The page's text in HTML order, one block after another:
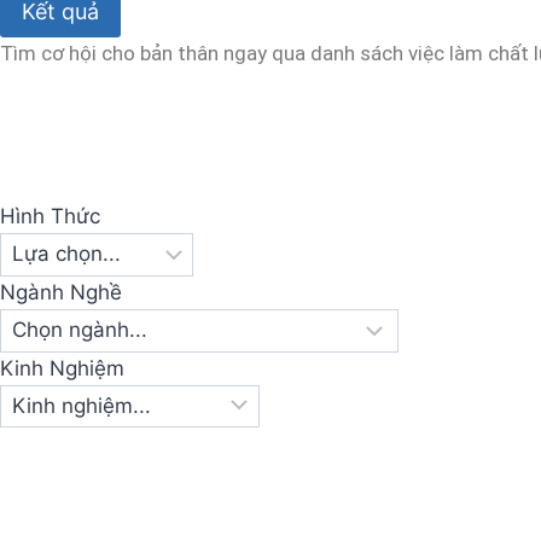
Kết quả
Tìm cơ hội cho bản thân ngay qua danh sách việc làm chất
Hình Thức
Ngành Nghề
Kinh Nghiệm